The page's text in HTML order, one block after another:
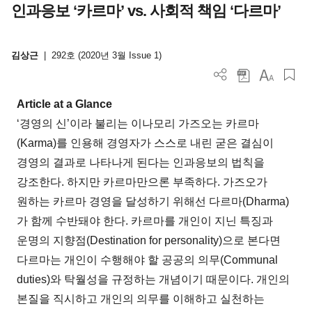
인과응보 ‘카르마’ vs. 사회적 책임 ‘다르마’
김상근 292호 (2020년 3월 Issue 1)
Article at a Glance
‘경영의 신’이라 불리는 이나모리 가즈오는 카르마
(Karma)를 인용해 경영자가 스스로 내린 굳은 결심이
경영의 결과로 나타나게 된다는 인과응보의 법칙을
강조한다. 하지만 카르마만으론 부족하다. 가즈오가
원하는 카르마 경영을 달성하기 위해선 다르마(Dharma)
가 함께 수반돼야 한다. 카르마를 개인이 지닌 특징과
운명의 지향점(Destination for personality)으로 본다면
다르마는 개인이 수행해야 할 공공의 의무(Communal
duties)와 탁월성을 규정하는 개념이기 때문이다. 개인의
본질을 직시하고 개인의 의무를 이해하고 실천하는